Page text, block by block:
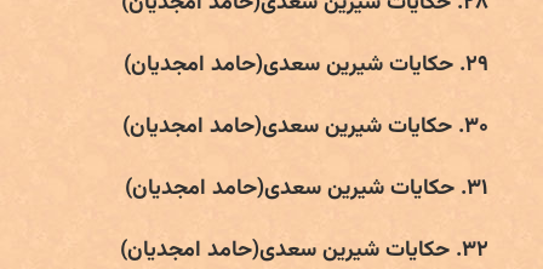
۲۹. حکایات شیرین سعدی(حامد امجدیان)
۳۰. حکایات شیرین سعدی(حامد امجدیان)
۳۱. حکایات شیرین سعدی(حامد امجدیان)
۳۲. حکایات شیرین سعدی(حامد امجدیان)